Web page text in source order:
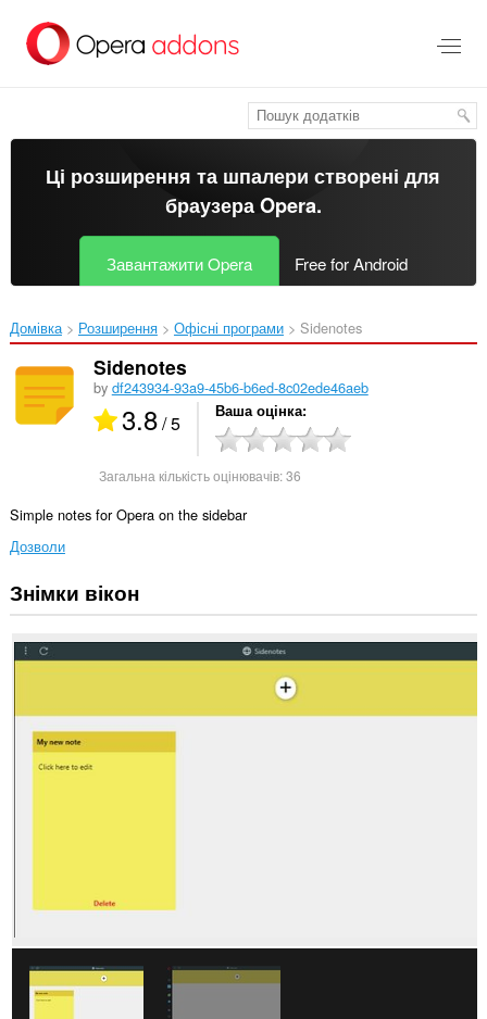
основного
Ці розширення та шпалери створені для
браузера Opera.
Завантажити Opera Free for Android
Домівка Розширення Офісні програми Sidenotes‎
Sidenotes
by df243934-93a9-45b6-b6ed-8c02ede46aeb
3.8/ 5 Ваша оцінка
Загальна кількість оцінювачів:36
Simple notes for Opera on the sidebar
Дозволи
Це
розширення
панель
на
Знімки вікон